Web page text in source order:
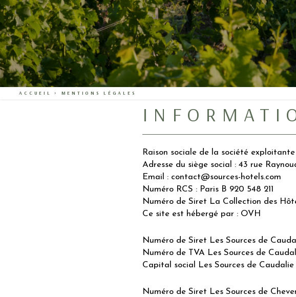
ACCUEIL > MENTIONS LÉGALES
Raison sociale de la société
Adresse du siège social : 43 rue
Email : contact@sources-hotels.com
Numéro RCS : Paris B 920 548 211
Numéro de Siret La Collection des
Ce site est hébergé par : OVH
Numéro de Siret Les Sources de
Numéro de TVA Les Sources de
Capital social Les Sources de
Numéro de Siret Les Sources de